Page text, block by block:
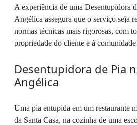
A experiência de uma Desentupidora
Angélica assegura que o serviço seja
normas técnicas mais rigorosas, com
propriedade do cliente e à
Desentupidora de Pia
Angélica
Uma pia entupida em um restaurante
da Santa Casa, na cozinha de uma